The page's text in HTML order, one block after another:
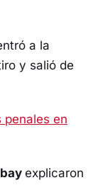
a la
y salió de
penales en
explicaron